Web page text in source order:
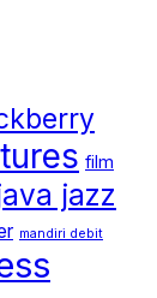
film
jazz
mandiri debit